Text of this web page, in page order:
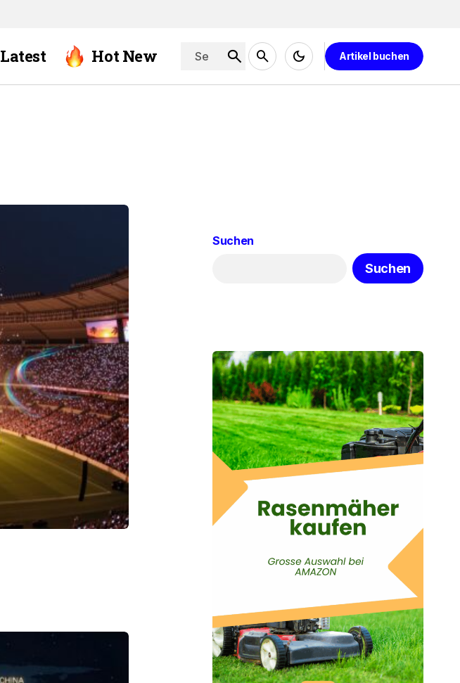
Latest Hot New Artikel buchen
Suchen
Suchen